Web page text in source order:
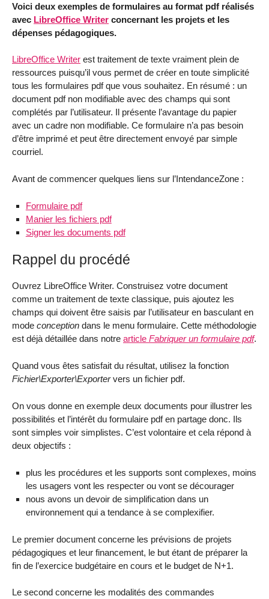
Voici deux exemples de formulaires au format pdf réalisés
avec LibreOffice Writer concernant les projets et les
dépenses pédagogiques.
LibreOffice Writer est traitement de texte vraiment plein de
ressources puisqu’il vous permet de créer en toute simplicité
tous les formulaires pdf que vous souhaitez. En résumé : un
document pdf non modifiable avec des champs qui sont
complétés par l’utilisateur. Il présente l’avantage du papier
avec un cadre non modifiable. Ce formulaire n’a pas besoin
d’être imprimé et peut être directement envoyé par simple
courriel.
Avant de commencer quelques liens sur l’IntendanceZone :
Formulaire pdf
Manier les fichiers pdf
Signer les documents pdf
Rappel du procédé
Ouvrez LibreOffice Writer. Construisez votre document
comme un traitement de texte classique, puis ajoutez les
champs qui doivent être saisis par l’utilisateur en basculant en
mode conception dans le menu formulaire. Cette méthodologie
est déjà détaillée dans notre article Fabriquer un formulaire pdf.
Quand vous êtes satisfait du résultat, utilisez la fonction
Fichier\Exporter\Exportervers un fichier pdf.
On vous donne en exemple deux documents pour illustrer les
possibilités et l’intérêt du formulaire pdf en partage donc. Ils
sont simples voir simplistes. C’est volontaire et cela répond à
deux objectifs :
plus les procédures et les supports sont complexes, moins
les usagers vont les respecter ou vont se décourager
nous avons un devoir de simplification dans un
environnement qui a tendance à se complexifier.
Le premier document concerne les prévisions de projets
pédagogiques et leur financement, le but étant de préparer la
fin de l’exercice budgétaire en cours et le budget de N+1.
Le second concerne les modalités des commandes